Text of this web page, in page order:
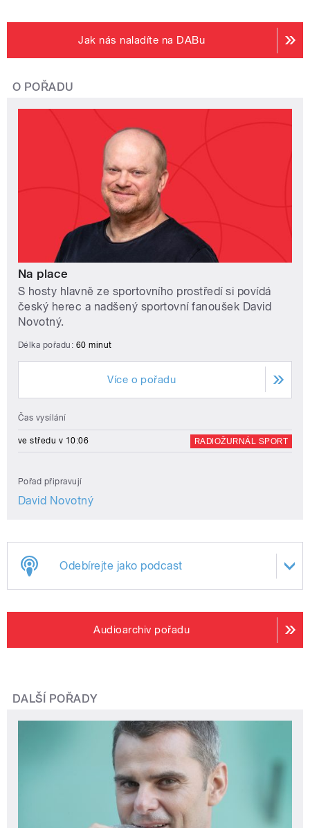
Jak nás naladíte na DABu
O POŘADU
Na place
S hosty hlavně ze sportovního prostředí si povídá
český herec a nadšený sportovní fanoušek David
Novotný.
Délka pořadu: 60 minut
Více o pořadu
Čas vysílání
ve středu v 10:06 RADIOŽURNÁL SPORT
Pořad připravují
David Novotný
Odebírejte jako podcast
Audioarchiv pořadu
DALŠÍ POŘADY